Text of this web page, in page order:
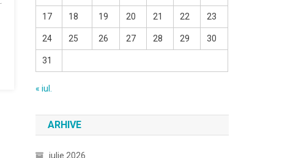
17 18 19 20 21 22 23
24 25 26 27 28 29 30
31
« iul.
ARHIVE
iulie 2026